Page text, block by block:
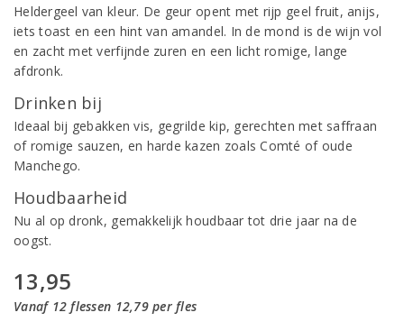
Heldergeel van kleur. De geur opent met rijp geel fruit, anijs,
iets toast en een hint van amandel. In de mond is de wijn vol
en zacht met verfijnde zuren en een licht romige, lange
afdronk.
Drinken bij
Ideaal bij gebakken vis, gegrilde kip, gerechten met saffraan
of romige sauzen, en harde kazen zoals Comté of oude
Manchego.
Houdbaarheid
Nu al op dronk, gemakkelijk houdbaar tot drie jaar na de
oogst.
13,95
Vanaf 12 flessen 12,79 per fles